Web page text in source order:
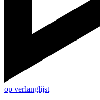
op verlanglijst